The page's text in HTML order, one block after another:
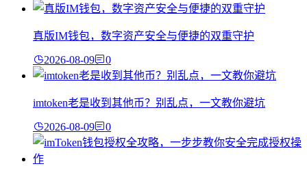
真版IM钱包，数字资产安全与便捷的双重守护
2026-08-09 0
imtoken老是收到其他币？别乱点，一文教你避坑
2026-08-09 0